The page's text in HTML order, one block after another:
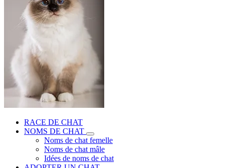
RACE DE CHAT
NOMS DE CHAT
Noms de chat femelle
Noms de chat mâle
Idées de noms de chat